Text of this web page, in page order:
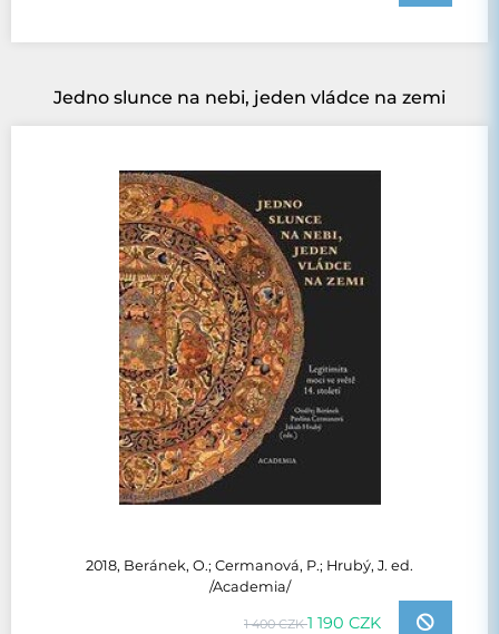
Jedno slunce na nebi, jeden vládce na zemi
2018, Beránek, O.; Cermanová, P.; Hrubý, J. ed.
/Academia/
1 400 CZK1 190 CZK